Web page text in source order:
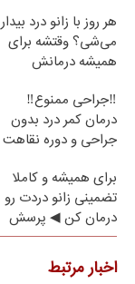
هر روز با زانو درد بیدار
می‌شی؟ وقتشه برای
همیشه درمانش
‼️جراحی ممنوع‼️
درمان کمر درد بدون
جراحی و دوره نقاهت
برای همیشه و کاملا
تضمینی زانو دردت رو
درمان کن ◀ پرسش
نامه ▶
اخبار مرتبط